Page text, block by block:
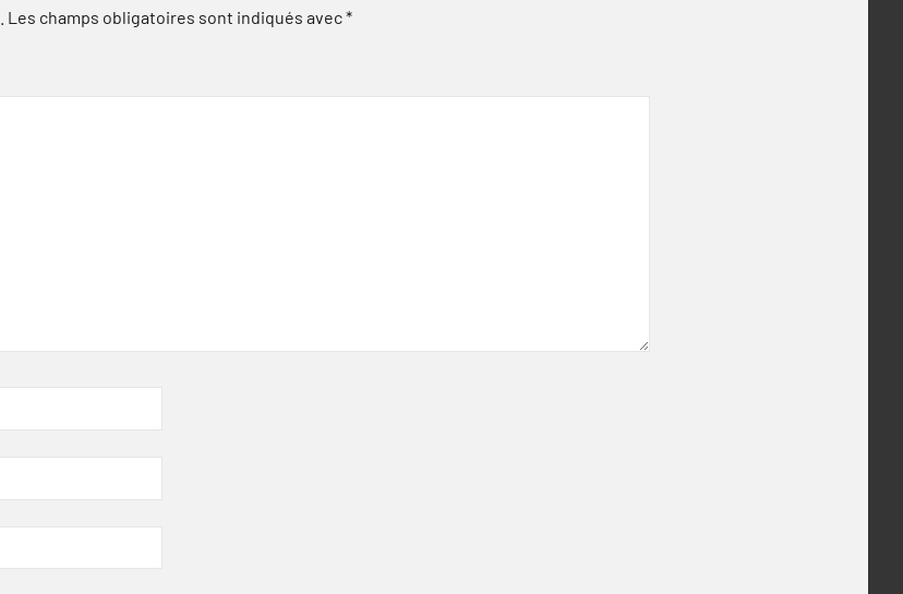
Les champs obligatoires sont indiqués avec*